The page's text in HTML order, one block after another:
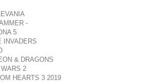
-
5
INVADERS
& DRAGONS
2
HEARTS 3 2019